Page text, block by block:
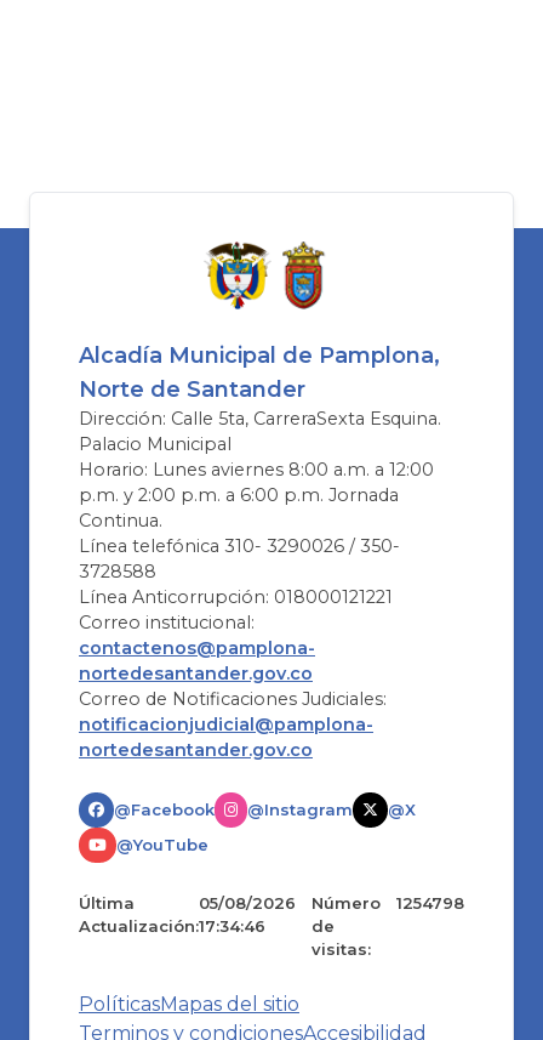
Alcadía Municipal de Pamplona,
Norte de Santander
Dirección: Calle 5ta, CarreraSexta Esquina.
Palacio Municipal
Horario: Lunes aviernes 8:00 a.m. a 12:00
p.m. y 2:00 p.m. a 6:00 p.m. Jornada
Continua.
Línea telefónica 310- 3290026 / 350-
3728588
Línea Anticorrupción: 018000121221
Correo institucional:
contactenos@pamplona-
nortedesantander.gov.co
Correo de Notificaciones Judiciales:
notificacionjudicial@pamplona-
nortedesantander.gov.co
@Facebook @Instagram
@X
@YouTube
Última
Actualización:
05/08/2026
17:34:46
Número
de
visitas:
1254798
PolíticasMapas del sitio
Terminos y condicionesAccesibilidad